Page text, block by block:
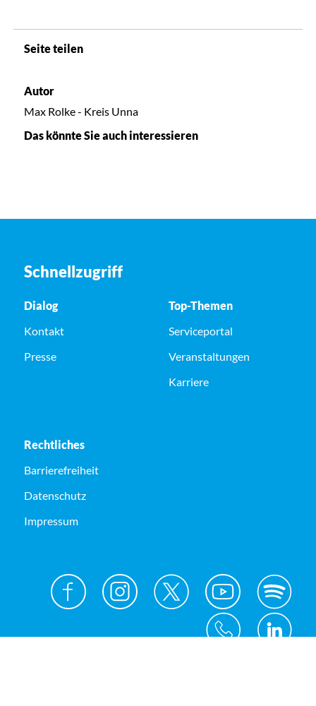
Seite teilen
Autor
Max Rolke - Kreis Unna
Das könnte Sie auch interessieren
Schnellzugriff
Dialog
Kontakt
Presse
Top-Themen
Serviceportal
Veranstaltungen
Karriere
Rechtliches
Barrierefreiheit
Datenschutz
Impressum